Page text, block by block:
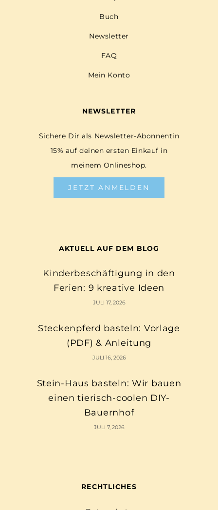
Buch
Newsletter
FAQ
Mein Konto
NEWSLETTER
Sichere Dir als Newsletter-Abonnentin
15% auf deinen ersten Einkauf in
meinem Onlineshop.
JETZT ANMELDEN
AKTUELL AUF DEM BLOG
Kinderbeschäftigung in den
Ferien: 9 kreative Ideen
JULI 17, 2026
Steckenpferd basteln: Vorlage
(PDF) & Anleitung
JULI 16, 2026
Stein-Haus basteln: Wir bauen
einen tierisch-coolen DIY-
Bauernhof
JULI 7, 2026
RECHTLICHES